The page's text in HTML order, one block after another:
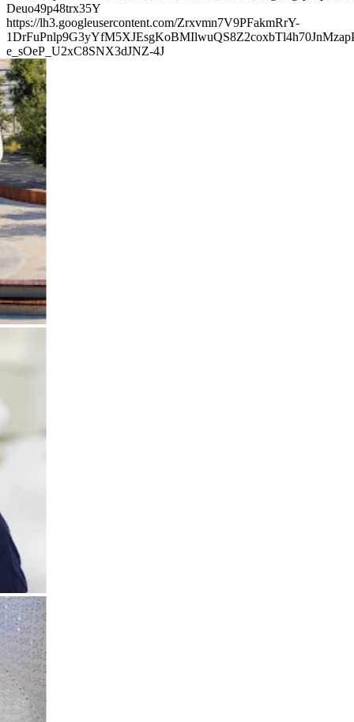
Deuo49p48trx35Y
https://lh3.googleusercontent.com/Zrxvmn7V9PFakmRrY-
e_sOeP_U2xC8SNX3dJNZ-4J